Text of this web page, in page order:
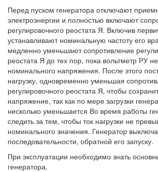
Перед пуском генератора отключают
электроэнергии и полностью включают
регулировочного реостата Я. Включив
устанавливают номинальную частоту его
медленно уменьшают сопротивление
реостата Я до тех пор, пока вольтметр РУ
номинального напряжения. После этого
нагрузку, одновременно уменьшая
регулировочного реостата Я, чтобы
напряжение, так как по мере загрузки
несколько уменьшается Во время работы
следить за тем, чтобы ток нагрузки не
номинального значения. Генератор
последовательности, обратной его запуску.
При эксплуатации необходимо знать
генератора.